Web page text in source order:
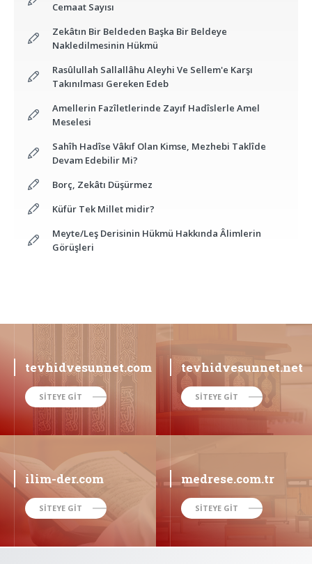
Cemaat Sayısı
Zekâtın Bir Beldeden Başka Bir Beldeye
Nakledilmesinin Hükmü
Rasûlullah Sallallâhu Aleyhi Ve Sellem'e Karşı
Takınılması Gereken Edeb
Amellerin Fazîletlerinde Zayıf Hadîslerle Amel
Meselesi
Sahîh Hadîse Vâkıf Olan Kimse, Mezhebi Taklîde
Devam Edebilir Mi?
Borç, Zekâtı Düşürmez
Küfür Tek Millet midir?
Meyte/Leş Derisinin Hükmü Hakkında Âlimlerin
Görüşleri
tevhidvesunnet.com
SİTEYE GİT
tevhidvesunnet.net
SİTEYE GİT
ilim-der.com
SİTEYE GİT
medrese.com.tr
SİTEYE GİT